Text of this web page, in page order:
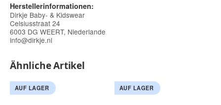
Herstellerinformationen:
Dirkje Baby- & Kidswear
Celsiusstraat 24
6003 DG WEERT, Niederlande
info@dirkje.nl
Ähnliche Artikel
AUF LAGER AUF LAGER